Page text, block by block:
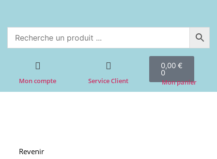
Mon compte Service Client
0,00 €
0
Mon panier
Revenir